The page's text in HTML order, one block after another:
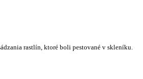
rastlín, ktoré boli pestované v skleníku.